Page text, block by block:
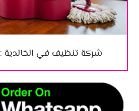
شركة تنظيف في الخالدية :0545307678